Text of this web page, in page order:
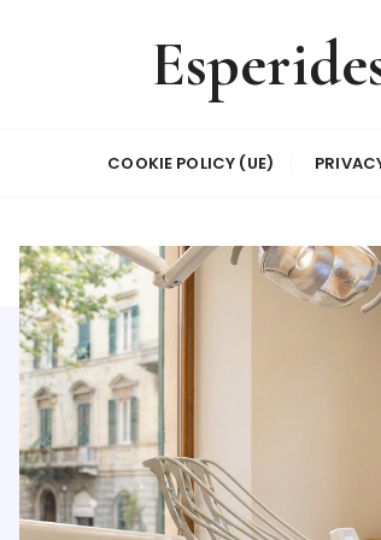
COOKIE POLICY (UE)